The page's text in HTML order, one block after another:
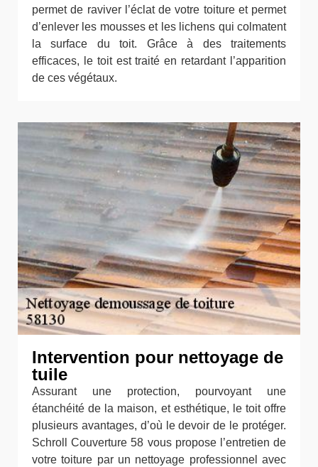
permet de raviver l’éclat de votre toiture et permet
d’enlever les mousses et les lichens qui colmatent
la surface du toit. Grâce à des traitements
efficaces, le toit est traité en retardant l’apparition
de ces végétaux.
Intervention pour nettoyage de
tuile
Assurant une protection, pourvoyant une
étanchéité de la maison, et esthétique, le toit offre
plusieurs avantages, d’où le devoir de le protéger.
Schroll Couverture 58 vous propose l’entretien de
votre toiture par un nettoyage professionnel avec